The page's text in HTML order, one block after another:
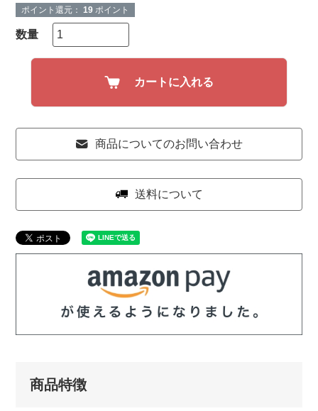
ポイント還元： 19 ポイント
カートに入れる
商品についてのお問い合わせ
送料について
商品特徴